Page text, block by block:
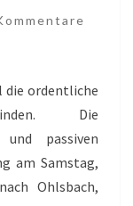
die ordentliche
Die
passiven
am Samstag,
Ohlsbach,